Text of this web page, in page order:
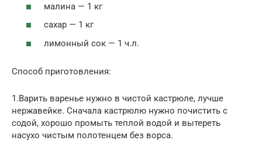
малина — 1 кг
сахар — 1 кг
лимонный сок — 1 ч.л.
Способ приготовления:
1.Варить варенье нужно в чистой кастрюле, лучше
нержавейке. Сначала кастрюлю нужно почистить с
содой, хорошо промыть теплой водой и вытереть
насухо чистым полотенцем без ворса.